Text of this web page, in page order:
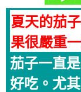
夏天的茄
果很嚴重
茄子一直
好吃。尤